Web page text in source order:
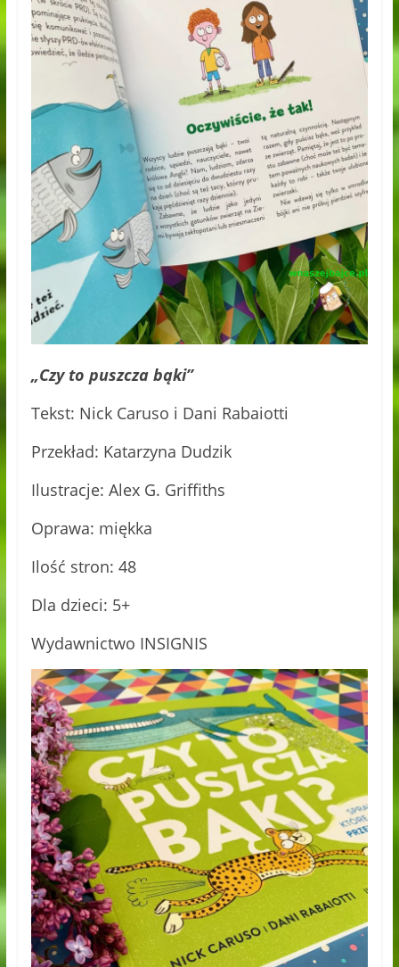
„Czy to puszcza bąki”
Tekst: Nick Caruso i Dani Rabaiotti
Przekład: Katarzyna Dudzik
Ilustracje: Alex G. Griffiths
Oprawa: miękka
Ilość stron: 48
Dla dzieci: 5+
Wydawnictwo INSIGNIS